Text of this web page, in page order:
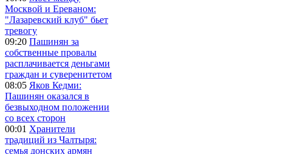
Москвой и Ереваном:
"Лазаревский клуб" бьет
тревогу
09:20 Пашинян за
собственные провалы
расплачивается деньгами
граждан и суверенитетом
08:05 Яков Кедми:
Пашинян оказался в
безвыходном положении
со всех сторон
00:01 Хранители
традиций из Чалтыря:
семья донских армян